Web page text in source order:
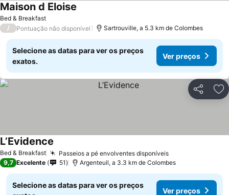
Bed & Breakfast
Maison d Eloise
/ Pontuação não disponível Sartrouville, a 5.3 km de Colombes
Selecione as datas para ver os preços
exatos.
Ver preços
Partilhar
Bed & Breakfast Passeios a pé envolventes disponíveis
L’Evidence
9,7 Excelente 51 Argenteuil, a 3.3 km de Colombes
Selecione as datas para ver os preços
Ver preços